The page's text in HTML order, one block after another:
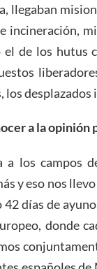
llegaban
incineración,
el de los
los
a la
los campos
y eso nos
días de
donde